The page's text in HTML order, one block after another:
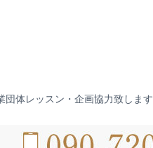
団体レッスン・企画協力致します